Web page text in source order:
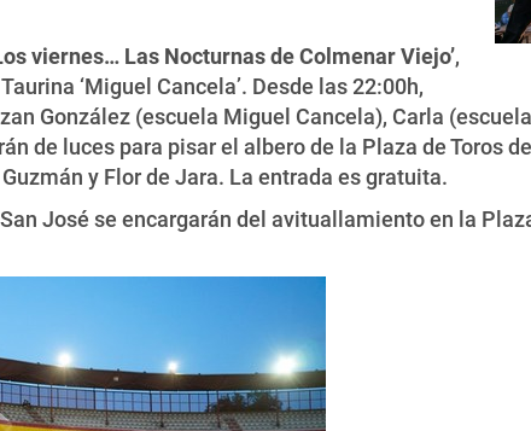
viernes… Las Nocturnas de Colmenar Viejo’,
‘Miguel Cancela’. Desde las 22:00h,
González (escuela Miguel Cancela), Carla
de luces para pisar el albero de la Plaza de Toros
y Flor de Jara. La entrada es gratuita.
José se encargarán del avituallamiento en la